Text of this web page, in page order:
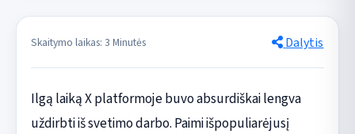
Skaitymo laikas: 3 Minutės Dalytis
Ilgą laiką X platformoje buvo absurdiškai lengva
uždirbti iš svetimo darbo. Paimi išpopuliarėjusį